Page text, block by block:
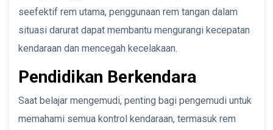
seefektif rem utama, penggunaan rem tangan dalam
situasi darurat dapat membantu mengurangi kecepatan
kendaraan dan mencegah kecelakaan.
Pendidikan Berkendara
Saat belajar mengemudi, penting bagi pengemudi untuk
memahami semua kontrol kendaraan, termasuk rem